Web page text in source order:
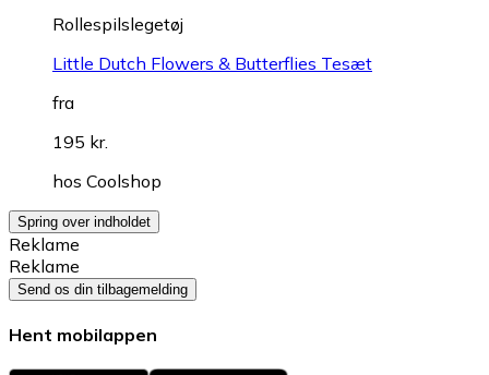
Rollespilslegetøj
Little Dutch Flowers & Butterflies Tesæt
fra
195 kr.
hos Coolshop
Spring over indholdet
Reklame
Reklame
Send os din tilbagemelding
Hent mobilappen